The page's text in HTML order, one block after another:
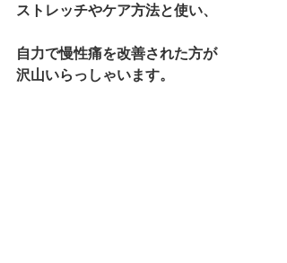
ストレッチやケア方法と使い、
自力で慢性痛を改善された方が
沢山いらっしゃいます。